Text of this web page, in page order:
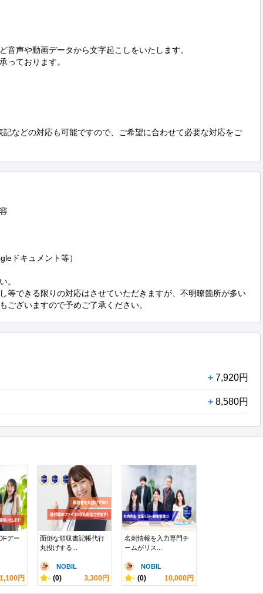
音声や動画データから文字起こしをいたします。
っております。
記などの対応も可能ですので、ご希望に合わせて必要な対応をご
ドキュメント等）
。
等できる限りの対応はさせていただきますが、不明瞭箇所が多い
ございますので予めご了承ください。
+ 7,920円
+ 8,580円
デー
1,100円
面倒な領収書記帳代行
丸投げする...
NOBIL
- (0) 3,300円
名刺情報を入力専門チ
ームがリス...
NOBIL
- (0) 10,000円